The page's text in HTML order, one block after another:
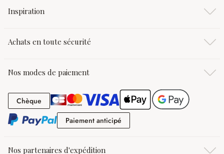
Inspiration
Achats en toute sécurité
Nos modes de paiement
Chèque Chèque
Paiement anticipé
Nos partenaires d'expédition